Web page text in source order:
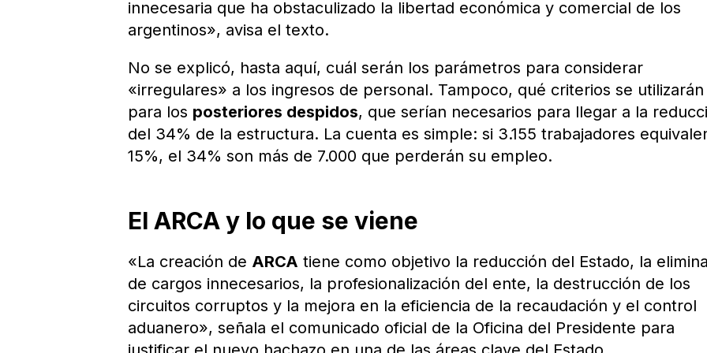
innecesaria que ha obstaculizado la libertad económica y comercial de los
argentinos», avisa el texto.
No se explicó, hasta aquí, cuál serán los parámetros para considerar
«irregulares» a los ingresos de personal. Tampoco, qué criterios se utilizarán
para los posteriores despidos, que serían necesarios para llegar a la
del 34% de la estructura. La cuenta es simple: si 3.155 trabajadores
15%, el 34% son más de 7.000 que perderán su empleo.
El ARCA y lo que se viene
«La creación de ARCA tiene como objetivo la reducción del Estado, la
de cargos innecesarios, la profesionalización del ente, la destrucción de los
circuitos corruptos y la mejora en la eficiencia de la recaudación y el control
aduanero», señala el comunicado oficial de la Oficina del Presidente para